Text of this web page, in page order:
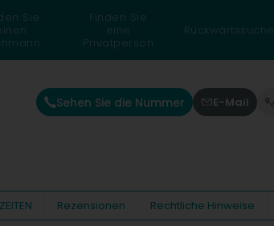
Sie
Finden Sie
eine
Privatperson
Rückwärtssuche
Sehen Sie die Nummer E-Mail
Rezensionen Rechtliche Hinweise